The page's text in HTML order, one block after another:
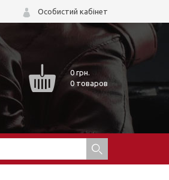
Особистий кабінет
0грн.
0 товаров